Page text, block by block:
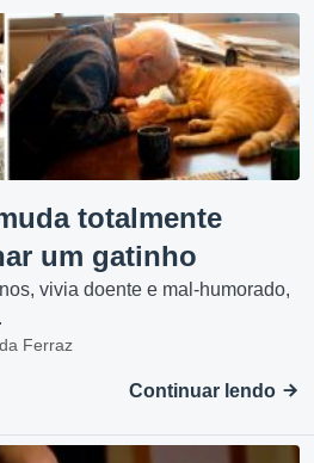
totalmente
um gatinho
vivia doente e mal-humorado,
Ferraz
Continuar lendo